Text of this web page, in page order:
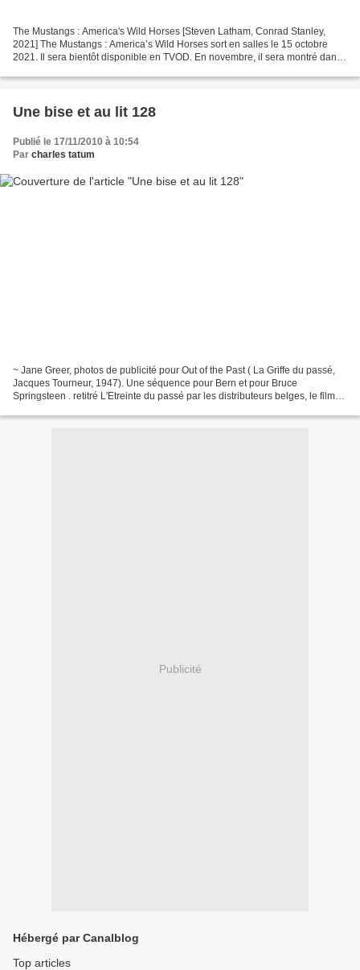
The Mustangs : America's Wild Horses [Steven Latham, Conrad Stanley,
2021] The Mustangs : America’s Wild Horses sort en salles le 15 octobre
2021. Il sera bientôt disponible en TVOD. En novembre, il sera montré dans
Une bise et au lit 128
Publié le 17/11/2010 à 10:54
Par charles tatum
~ Jane Greer, photos de publicité pour Out of the Past ( La Griffe du passé,
Jacques Tourneur, 1947). Une séquence pour Bern et pour Bruce
Springsteen . retitré L'Etreinte du passé par les distributeurs belges, le film
Publicité
Hébergé par Canalblog
Top articles